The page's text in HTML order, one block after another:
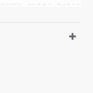
содда тилда